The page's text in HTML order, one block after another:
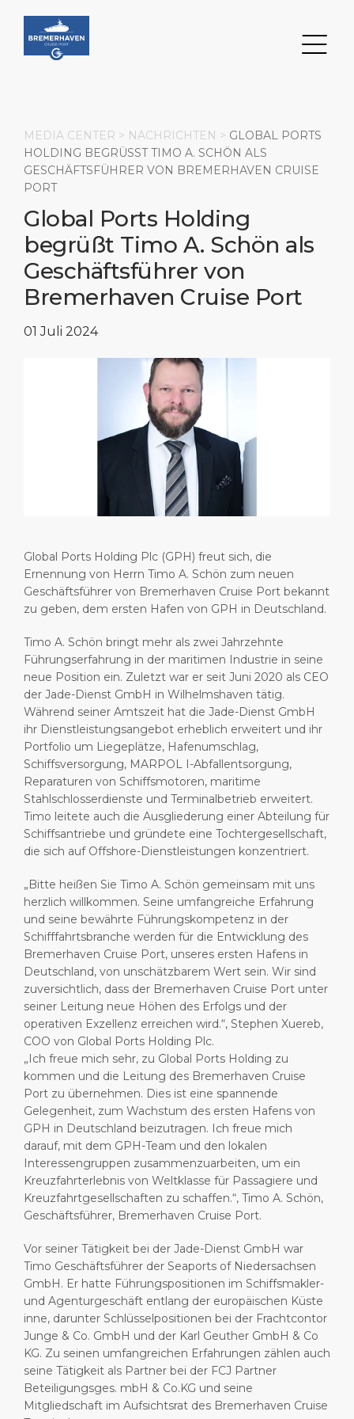
DESTINATION
Veranstaltungen
Kurztrips
Shopping & Essen
Einkaufstipps
Feiertage
PORT
Hafeninformationen
Dienstleistungen
Hafenstatistiken
TRANSPORTATION
Transport
Parken
ABOUT
Über uns
Soziale Verantwortung
Karriere
Medienzentrum
Kontakt
Suche
HAFEN
ÜBER UNS
DESTINATION
MEDIA CENTER > NACHRICHTEN > GLOBAL PORTS
HOLDING BEGRÜSST TIMO A. SCHÖN ALS G
ESCHÄFTSFÜHRER VON BREMERHAVEN CRUISE P
ORT
Global Ports Holding
begrüßt Timo A. Schön als
Geschäftsführer von
Bremerhaven Cruise Port
01 Juli 2024
Global Ports Holding Plc (GPH) freut sich, die
Ernennung von Herrn Timo A. Schön zum neuen
Geschäftsführer von Bremerhaven Cruise Port bekannt
zu geben, dem ersten Hafen von GPH in Deutschland.
Timo A. Schön bringt mehr als zwei Jahrzehnte
Führungserfahrung in der maritimen Industrie in seine
neue Position ein. Zuletzt war er seit Juni 2020 als CEO
der Jade-Dienst GmbH in Wilhelmshaven tätig.
Während seiner Amtszeit hat die Jade-Dienst GmbH
ihr Dienstleistungsangebot erheblich erweitert und ihr
Portfolio um Liegeplätze, Hafenumschlag,
Schiffsversorgung, MARPOL I-Abfallentsorgung,
Reparaturen von Schiffsmotoren, maritime
Stahlschlosserdienste und Terminalbetrieb erweitert.
Timo leitete auch die Ausgliederung einer Abteilung für
Schiffsantriebe und gründete eine Tochtergesellschaft,
die sich auf Offshore-Dienstleistungen konzentriert.
„Bitte heißen Sie Timo A. Schön gemeinsam mit uns
herzlich willkommen. Seine umfangreiche Erfahrung
und seine bewährte Führungskompetenz in der
Schifffahrtsbranche werden für die Entwicklung des
Bremerhaven Cruise Port, unseres ersten Hafens in
Deutschland, von unschätzbarem Wert sein. Wir sind
zuversichtlich, dass der Bremerhaven Cruise Port unter
seiner Leitung neue Höhen des Erfolgs und der
operativen Exzellenz erreichen wird.“, Stephen Xuereb,
COO von Global Ports Holding Plc.
„Ich freue mich sehr, zu Global Ports Holding zu
kommen und die Leitung des Bremerhaven Cruise
Port zu übernehmen. Dies ist eine spannende
Gelegenheit, zum Wachstum des ersten Hafens von
GPH in Deutschland beizutragen. Ich freue mich
darauf, mit dem GPH-Team und den lokalen
Interessengruppen zusammenzuarbeiten, um ein
Kreuzfahrterlebnis von Weltklasse für Passagiere und
Kreuzfahrtgesellschaften zu schaffen.“, Timo A. Schön,
Geschäftsführer, Bremerhaven Cruise Port.
Vor seiner Tätigkeit bei der Jade-Dienst GmbH war
Timo Geschäftsführer der Seaports of Niedersachsen
GmbH. Er hatte Führungspositionen im Schiffsmakler-
und Agenturgeschäft entlang der europäischen Küste
inne, darunter Schlüsselpositionen bei der Frachtcontor
Junge & Co. GmbH und der Karl Geuther GmbH & Co
KG. Zu seinen umfangreichen Erfahrungen zählen auch
seine Tätigkeit als Partner bei der FCJ Partner
Beteiligungsges. mbH & Co.KG und seine
Mitgliedschaft im Aufsichtsrat des Bremerhaven Cruise